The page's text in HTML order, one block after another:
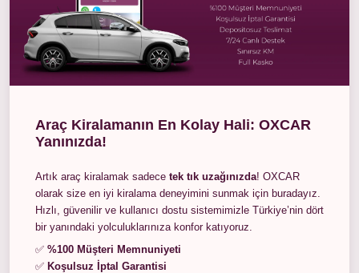
Araç Kiralamanın En Kolay Hali: OXCAR
Yanınızda!
Artık araç kiralamak sadece tek tık uzağınızda! OXCAR
olarak size en iyi kiralama deneyimini sunmak için buradayız.
Hızlı, güvenilir ve kullanıcı dostu sistemimizle Türkiye’nin dört
bir yanındaki yolculuklarınıza konfor katıyoruz.
✅ %100 Müşteri Memnuniyeti
✅ Koşulsuz İptal Garantisi